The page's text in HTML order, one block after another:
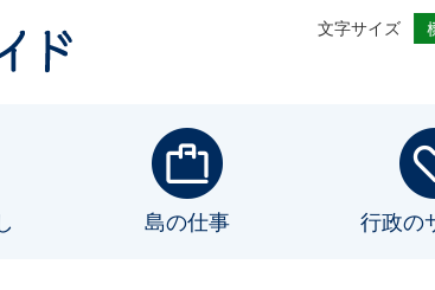
文字サイズ
島の仕事 行政の